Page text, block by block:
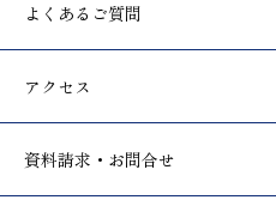
よくあるご質問
アクセス
資料請求・お問合せ